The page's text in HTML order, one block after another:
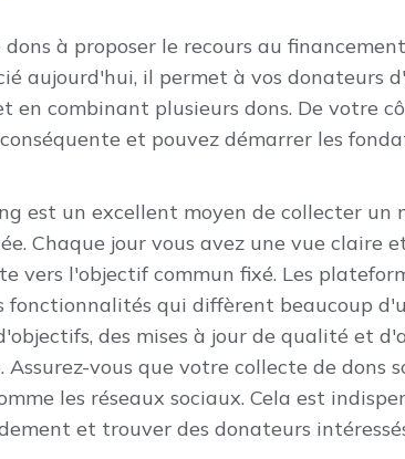
dons à proposer le recours au
aujourd'hui, il permet à vos donateurs
en combinant plusieurs dons. De votre
et pouvez démarrer les
est un excellent moyen de collecter un
Chaque jour vous avez une vue claire
vers l'objectif commun fixé. Les
fonctionnalités qui diffèrent beaucoup
des mises à jour de qualité et
vous que votre collecte de dons
les réseaux sociaux. Cela est
et trouver des donateurs